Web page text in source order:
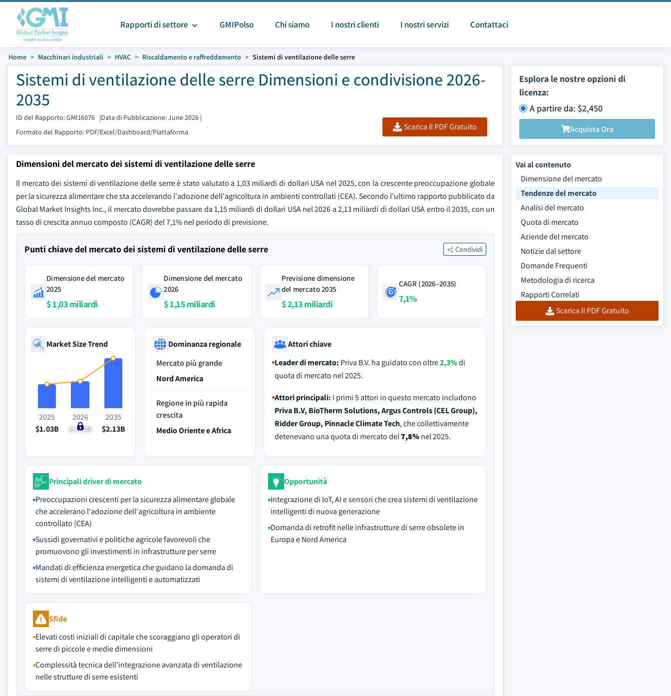
Rapporti di settore GMIPolso Chi siamo I nostri clienti I nostri servizi Contattaci
Home Macchinari industriali HVAC Riscaldamento e raffreddamento Sistemi di ventilazione delle serre
Sistemi di ventilazione delle serre Dimensioni e condivisione 2026-
2035
ID del Rapporto: GMI16076 |Data di Pubblicazione: June 2026 |
Formato del Rapporto: PDF/Excel/Dashboard/Piattaforma
Scarica Il PDF Gratuito
Esplora le nostre opzioni di
licenza:
A partire da: $2,450
Acquista Ora
Dimensioni del mercato dei sistemi di ventilazione delle serre
Il mercato dei sistemi di ventilazione delle serre è stato valutato a 1,03 miliardi di dollari USA nel 2025, con la crescente preoccupazione globale
per la sicurezza alimentare che sta accelerando l'adozione dell'agricoltura in ambienti controllati (CEA). Secondo l'ultimo rapporto pubblicato da
Global Market Insights Inc., il mercato dovrebbe passare da 1,15 miliardi di dollari USA nel 2026 a 2,13 miliardi di dollari USA entro il 2035, con un
tasso di crescita annuo composto (CAGR) del 7,1% nel periodo di previsione.
Punti chiave del mercato dei sistemi di ventilazione delle serre Condividi
Dimensione del mercato
2025
$ 1,03 miliardi
Dimensione del mercato
2026
$ 1,15 miliardi
Previsione dimensione
del mercato 2035
$ 2,13 miliardi
CAGR (2026–2035)
7,1%
Market Size Trend
2025
$1.03B
2026
$1.15B
2035
$2.13B
Dominanza regionale
Mercato più grande
Nord America
Regione in più rapida
crescita
Medio Oriente e Africa
Attori chiave
Leader di mercato: Priva B.V. ha guidato con oltre2,3%di
quota di mercato nel 2025.
Attori principali: I primi 5 attori in questo mercato includono
Priva B.V, BioTherm Solutions, Argus Controls (CEL Group),
Ridder Group, Pinnacle Climate Tech, che collettivamente
detenevano una quota di mercato del7,8%nel 2025.
Principali driver di mercato
Preoccupazioni crescenti per la sicurezza alimentare globale
che accelerano l'adozione dell'agricoltura in ambiente
controllato (CEA)
Sussidi governativi e politiche agricole favorevoli che
promuovono gli investimenti in infrastrutture per serre
Mandati di efficienza energetica che guidano la domanda di
sistemi di ventilazione intelligenti e automatizzati
Opportunità
Integrazione di IoT, AI e sensori che crea sistemi di ventilazione
intelligenti di nuova generazione
Domanda di retrofit nelle infrastrutture di serre obsolete in
Europa e Nord America
Sfide
Elevati costi iniziali di capitale che scoraggiano gli operatori di
serre di piccole e medie dimensioni
Complessità tecnica dell'integrazione avanzata di ventilazione
nelle strutture di serre esistenti
Vai al contenuto
Dimensione del mercato
Tendenze del mercato
Analisi del mercato
Quota di mercato
Aziende del mercato
Notizie dal settore
Domande Frequenti
Metodologia di ricerca
Rapporti Correlati
Scarica Il PDF Gratuito